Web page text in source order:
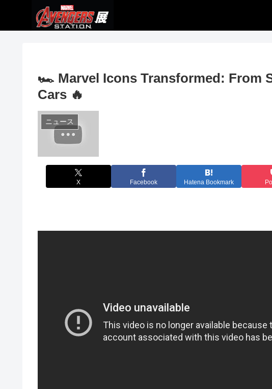
🏎️ Marvel Icons Transformed: From
Cars 🔥
ニュース
X Facebook Hatena Bookmark